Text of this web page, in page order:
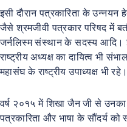
इसी दौरान पत्रकारिता के उन्नयन
जैसे श्रमजीवी पत्रकार परिषद में
जर्नलिस्म संस्थान के सदस्य आदि।
राष्ट्रीय अध्यक्ष का दायित्व भी
महासंघ के राष्ट्रीय उपाध्यक्ष भी रहे।
वर्ष २०१५ में शिखा जैन जी से उनका
पत्रकारिता और भाषा के सौंदर्य